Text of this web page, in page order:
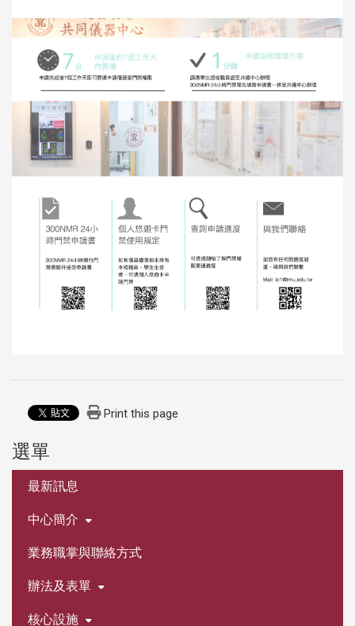
Print this page
選單
最新訊息
中心簡介
業務職掌與聯絡方式
辦法及表單
核心設施